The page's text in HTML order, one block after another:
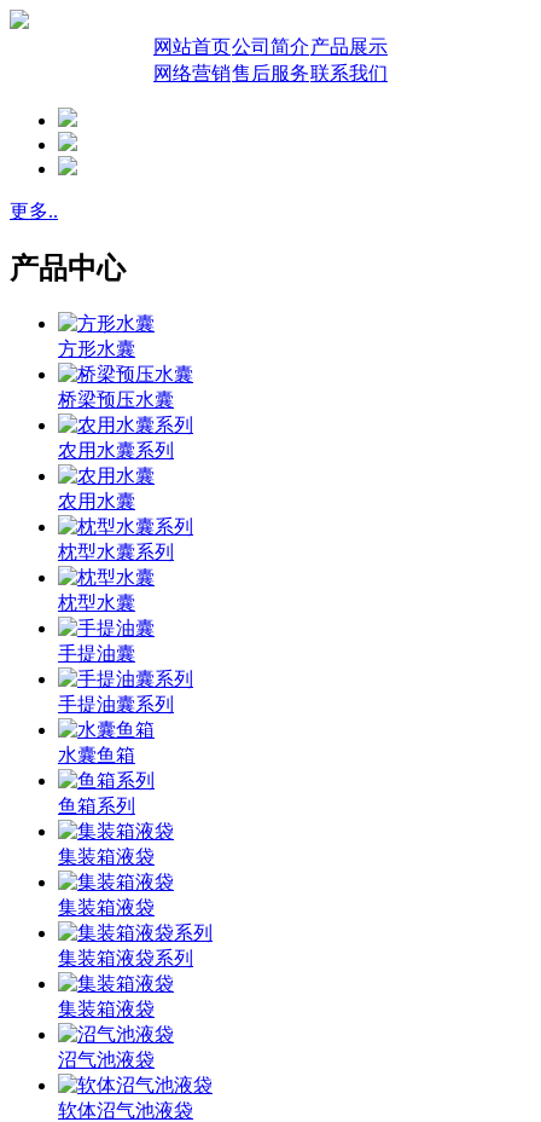
网站首页公司简介产品展示
网络营销售后服务联系我们
更多..
产品中心
方形水囊
桥梁预压水囊
农用水囊系列
农用水囊
枕型水囊系列
枕型水囊
手提油囊
手提油囊系列
水囊鱼箱
鱼箱系列
集装箱液袋
集装箱液袋
集装箱液袋系列
集装箱液袋
沼气池液袋
软体沼气池液袋